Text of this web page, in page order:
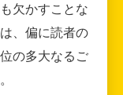
欠かすことな
、偏に読者の
の多大なるご